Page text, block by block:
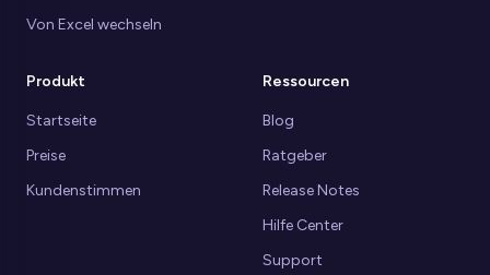
Produkt
Startseite
Preise
Kundenstimmen
Von Excel wechseln
Ressourcen
Blog
Ratgeber
Release Notes
Hilfe Center
Support